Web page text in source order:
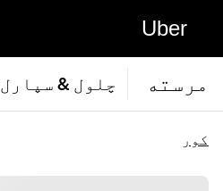
Uber
مرسته چلول & سپارل
کور